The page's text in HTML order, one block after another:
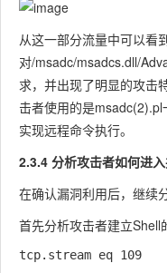
从这一部分流量中可以看
对/msadc/msadcs.dll/
求，并出现了明显的攻击
击者使用的是msadc(2).pl
实现远程命令执行。
2.3.4 分析攻击者如何进
在确认漏洞利用后，继续
首先分析攻击者建立Shell